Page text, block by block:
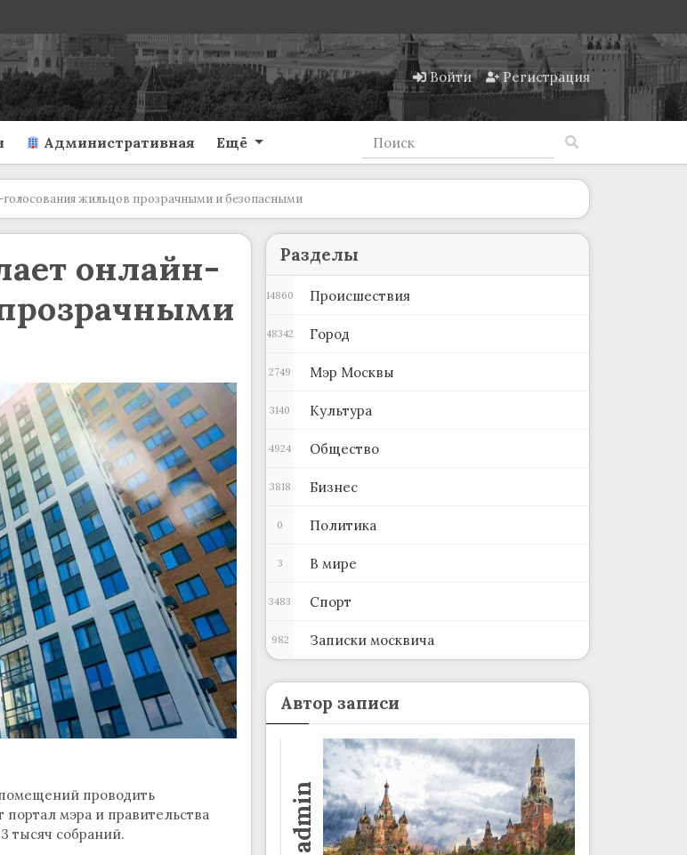
Войти Регистрация
Административная Ещё
жильцов прозрачными и безопасными
онлайн-
проводить
мэра и правительства
тысяч собраний.
Разделы
Происшествия
14860
Город
48342
Мэр Москвы
2749
Культура
3140
Общество
4924
Бизнес
3818
Политика
0
В мире
3
Спорт
3483
Записки москвича
982
Автор записи
admin